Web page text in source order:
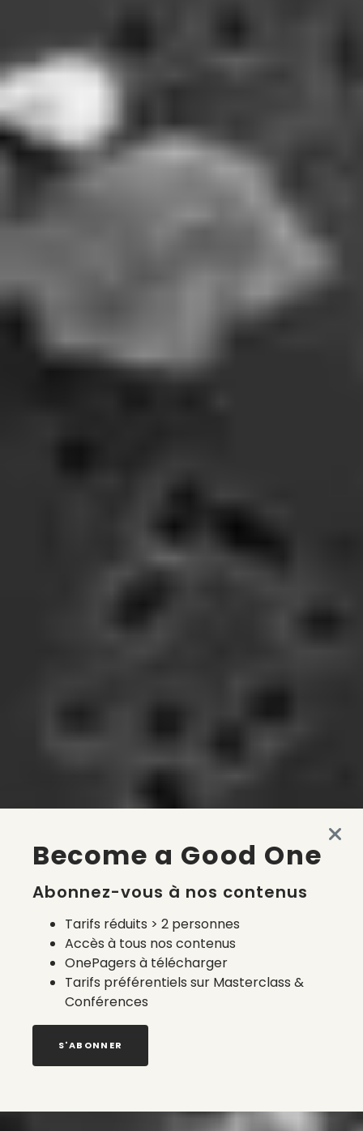
Become a Good One
Abonnez-vous à nos contenus
Tarifs réduits > 2 personnes
Accès à tous nos contenus
OnePagers à télécharger
Tarifs préférentiels sur Masterclass &
Conférences
S'ABONNER